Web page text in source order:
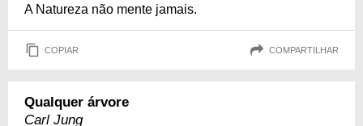
A Natureza não mente jamais.
COPIAR COMPARTILHAR
Qualquer árvore
Carl Jung